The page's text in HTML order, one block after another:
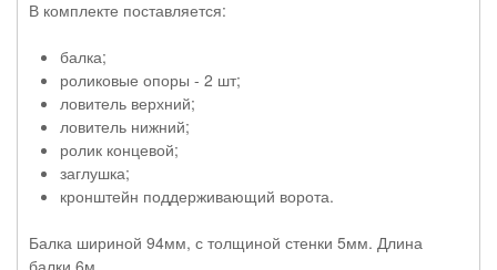
В комплекте поставляется:
балка;
роликовые опоры - 2 шт;
ловитель верхний;
ловитель нижний;
ролик концевой;
заглушка;
кронштейн поддерживающий ворота.
Балка шириной 94мм, с толщиной стенки 5мм. Длина
балки 6м.